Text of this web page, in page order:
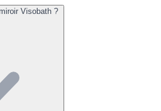
Pourquoi choisir un armoire miroir Visobath ?